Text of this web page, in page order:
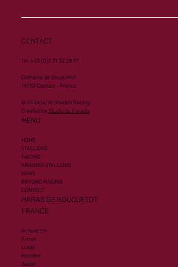
CONTACT
Tel. +33 (0)2 31 32 28 91
Domaine de Bouquetot
14130 Clarbec - France
© 2024 by Al Shaqab Racing.
Created by Studio du Paradis
MENU
HOME
STALLIONS
RACING
ARABIAN STALLIONS
NEWS
BEYOND RACING
CONTACT
HARAS DE BOUQUETOT
FRANCE
Al Hakeem
Armor
Lusail
Wooded
Zelzal